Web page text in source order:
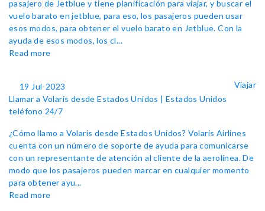
pasajero de Jetblue y tiene planificación para viajar, y buscar el
vuelo barato en jetblue, para eso, los pasajeros pueden usar
esos modos, para obtener el vuelo barato en Jetblue. Con la
ayuda de esos modos, los cl...
Read more
19 Jul-2023
Viajar
Llamar a Volaris desde Estados Unidos | Estados Unidos
teléfono 24/7
¿Cómo llamo a Volaris desde Estados Unidos? Volaris Airlines
cuenta con un número de soporte de ayuda para comunicarse
con un representante de atención al cliente de la aerolínea. De
modo que los pasajeros pueden marcar en cualquier momento
para obtener ayu...
Read more